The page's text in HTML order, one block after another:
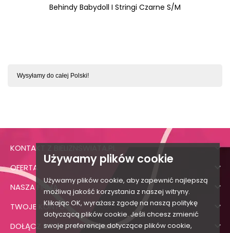
Używamy plików cookie
Używamy plików cookie, aby zapewnić najlepszą
możliwą jakość korzystania z naszej witryny.
Klikając OK, wyrażasz zgodę na naszą politykę
dotyczącą plików cookie. Jeśli chcesz zmienić
swoje preferencje dotyczące plików cookie,
Behindy Babydoll I Stringi Czarne S/M
Wysyłamy do całej Polski!
KONTAKT Z BIELIZNSWIATA.PL 
OFERTA 
NASZA FIRMA 
TWOJE KONTO 
DOŁĄCZ DO NEWSLETTERA 